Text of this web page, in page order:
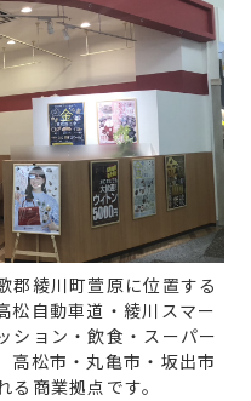
郡綾川町萱原に位置する
松自動車道・綾川スマー
ション・飲食・スーパー
高松市・丸亀市・坂出市
商業拠点です。